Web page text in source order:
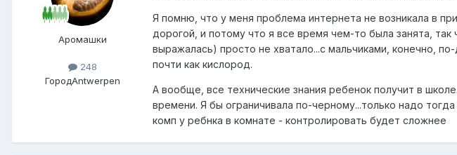
Аромашки
248
ГородAntwerpen
Я помню, что у меня проблема интернета не возникала в
дорогой, и потому что я все время чем-то была занята,
выражалась) просто не хватало...с мальчиками, конечно,
почти как кислород.
А вообще, все технические знания ребенок получит в
времени. Я бы ограничивала по-черному...только надо
комп у ребнка в комнате - контролировать будет сложнее